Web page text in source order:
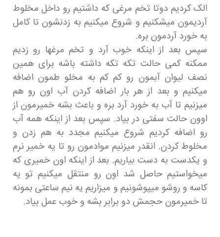
الک کردیم دوتا تخم مرغی که داشتیم رو داخل مخلوط
آردیمون میشکنیم و شروع میکنیم به زدنشون تا کامل
به خورد آردمون بره.
سپس بعد از اینکه خوب آرد و تخم مرغها رو زدیم
ممکنه کمی حالت تکه تکه داشته باشه برای همین
نصف لیوان آبمون رو کم کم به مخلو طمون اضافه
میکنیم و بعد از هر بار اضافه کردن آب اون رو هم
میزنیم تا آب به خورد آرد بره و باعث بشه خمیرمون از
اوون حالت سفتی در بیاد. سپس بعد از اینکه همه آب
رو اضافه کردیم شروع میکنیم مجدد به هم زدن و
مخلوط کردن. انقدر میزنیم موادمون رو تا یه خمیر نرم
و یکدست به دست بیاریم. بعد از اینکه اون خمیری که
میخواستیم حاصل شد اون رو منتقل میکنیم تو یه
کاسه و روشو میپوشونیم و میزاریم یه نیم ساعتی بمونه
تا خمیرمون حجمش دو برابر بشه و خوب عمل بیاد.